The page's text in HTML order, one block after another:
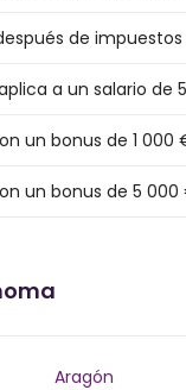
de
a un salario de
un bonus de 1 000
un bonus de 5
Aragón